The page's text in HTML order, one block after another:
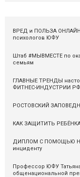
ВРЕД и ПОЛЬЗА
психологов ЮФУ
Штаб #МЫВМЕСТЕ по
семьям
ГЛАВНЫЕ ТРЕНДЫ
ФИТНЕС-ИНДУСТРИИ РФ
РОСТОВСКИЙ
КАК ЗАЩИТИТЬ
ДИПЛОМ С ПОМОЩЬЮ
инциденту
Профессор ЮФУ
общенациональной